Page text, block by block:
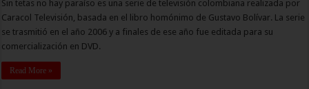
Sin tetas no hay paraíso es una serie de televisión colombiana realizada por
Caracol Televisión, basada en el libro homónimo de Gustavo Bolívar. La serie
se trasmitió en el año 2006 y a finales de ese año fue editada para su
comercialización en DVD.
Read More »